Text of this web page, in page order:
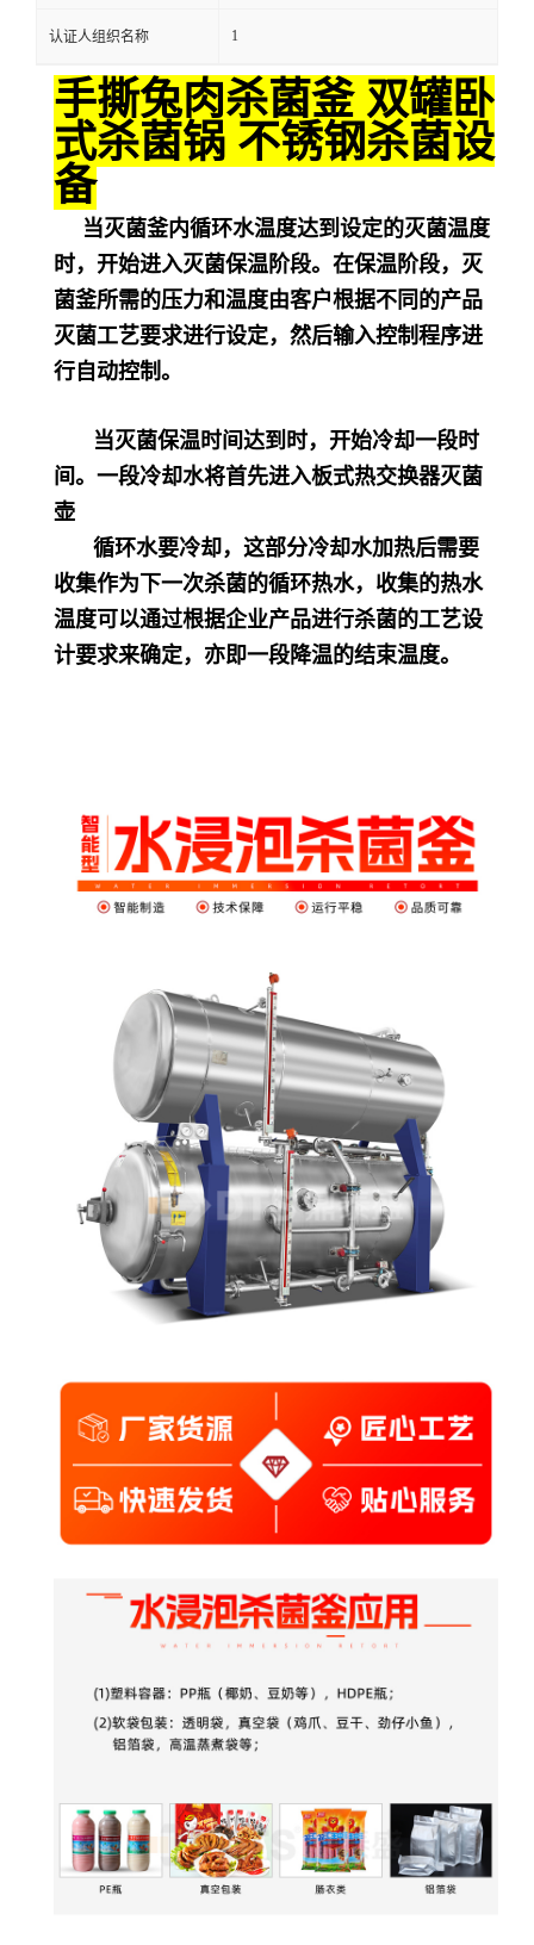
认证人组织名称 1
手撕兔肉杀菌釜 双罐卧
式杀菌锅 不锈钢杀菌设
备
当灭菌釜内循环水温度达到设定的灭菌温度
时，开始进入灭菌保温阶段。在保温阶段，灭
菌釜所需的压力和温度由客户根据不同的产品
灭菌工艺要求进行设定，然后输入控制程序进
行自动控制。
当灭菌保温时间达到时，开始冷却一段时
间。一段冷却水将首先进入板式热交换器灭菌
壶
循环水要冷却，这部分冷却水加热后需要
收集作为下一次杀菌的循环热水，收集的热水
温度可以通过根据企业产品进行杀菌的工艺设
计要求来确定，亦即一段降温的结束温度。